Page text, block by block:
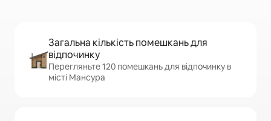
Загальна кількість помешкань для
відпочинку
Перегляньте 120 помешкань для відпочинку в
місті Мансура